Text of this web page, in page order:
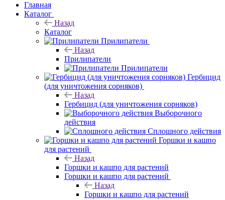
Главная
Каталог
Назад
Каталог
Прилипатели
Назад
Прилипатели
Прилипатели
Гербицид
(для уничтожения сорняков)
Назад
Гербицид (для уничтожения сорняков)
Выборочного
действия
Сплошного действия
Горшки и кашпо
для растений
Назад
Горшки и кашпо для растений
Горшки и кашпо для растений
Назад
Горшки и кашпо для растений